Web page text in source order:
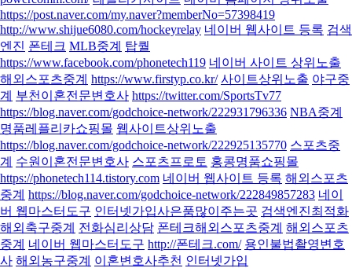
https://post.naver.com/my.naver?memberNo=57398419
http://www.shijue6080.com/hockeyrelay 네이버 웹사이트 등록 검색
엔진 폰테크 MLB중계 탑퀄
https://www.facebook.com/phonetech119 네이버 사이트 상위노출
해외스포츠중계 https://www.firstyp.co.kr/ 사이트상위노출 야구중
계 부천이혼전문변호사 https://twitter.com/SportsTv77
https://blog.naver.com/godchoice-network/222931796336 NBA중계
명품레플리카쇼핑몰 웹사이트상위노출
https://blog.naver.com/godchoice-network/222925135770 스포츠중
계 수원이혼전문변호사 스포츠프로토 홍콩명품쇼핑몰
https://phonetech114.tistory.com 네이버 웹사이트 등록 해외스포츠
중계 https://blog.naver.com/godchoice-network/222849857283 네이
버 웹마스터도구 인터넷가입사은품많이주는곳 검색엔진최적화
해외축구중계 전화심리상담 폰테크해외스포츠중계 해외스포츠
중계 네이버 웹마스터도구 http://폰테크.com/ 용인불법촬영변호
사 해외농구중계 이혼변호사추천 인터넷가입